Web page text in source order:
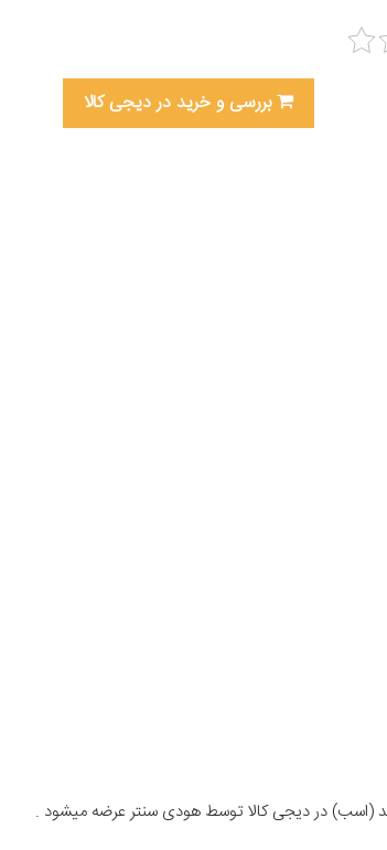
بررسی و خرید در دیجی کالا
(اسب) در دیجی کالا توسط هودی سنتر عرضه میشود .